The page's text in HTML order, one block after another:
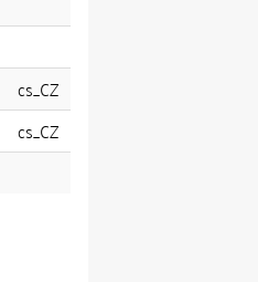
cs_CZ
cs_CZ